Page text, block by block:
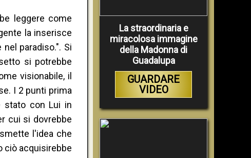
leggere come
la inserisce
paradiso.". Si
si potrebbe
visionabile, il
I 2 punti prima
stato con Lui in
cui si dovrebbe
l'idea che
ciò acquisirebbe
La straordinaria e
miracolosa immagine
della Madonna di
Guadalupa
GUARDARE
VIDEO